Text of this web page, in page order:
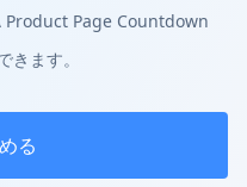
Product Page Countdown
ます。
る